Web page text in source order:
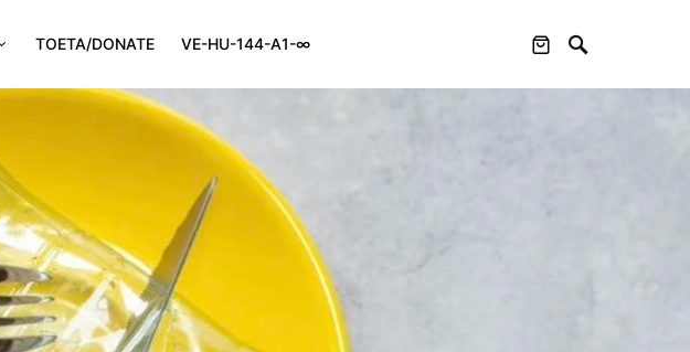
TOETA/DONATE VE-HU-144-A1-∞